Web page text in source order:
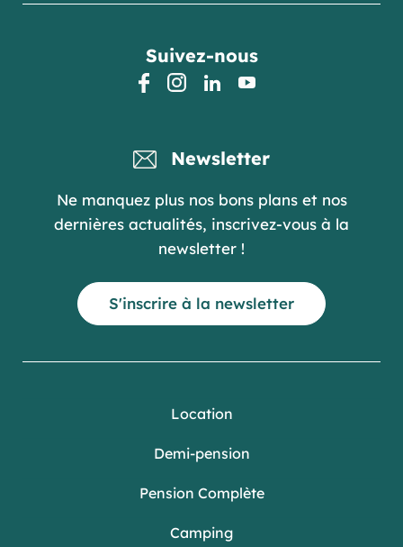
Location
Demi-pension
Pension Complète
Camping
Suivez-nous
facebook
instagramlinkedinyoutube
Newsletter
Ne manquez plus nos bons plans et nos
dernières actualités, inscrivez-vous à la
newsletter !
S'inscrire à la newsletter